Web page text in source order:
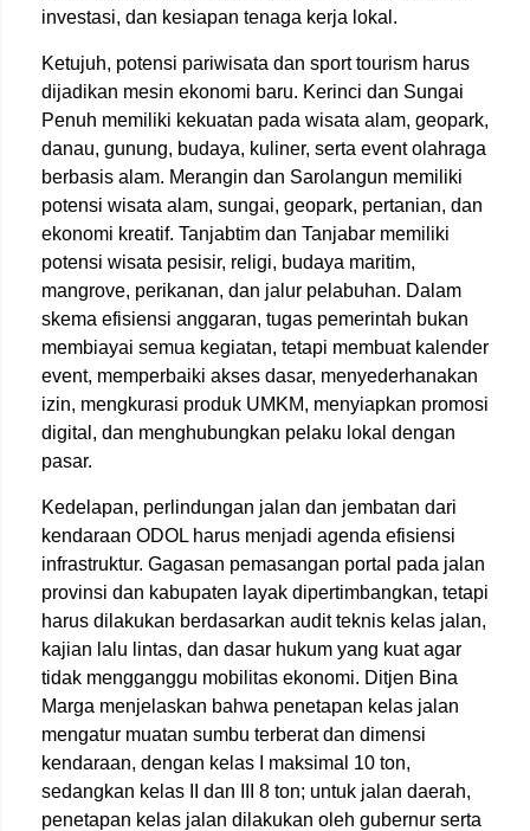
investasi, dan kesiapan tenaga kerja lokal.
Ketujuh, potensi pariwisata dan sport tourism harus
dijadikan mesin ekonomi baru. Kerinci dan Sungai
Penuh memiliki kekuatan pada wisata alam, geopark,
danau, gunung, budaya, kuliner, serta event olahraga
berbasis alam. Merangin dan Sarolangun memiliki
potensi wisata alam, sungai, geopark, pertanian, dan
ekonomi kreatif. Tanjabtim dan Tanjabar memiliki
potensi wisata pesisir, religi, budaya maritim,
mangrove, perikanan, dan jalur pelabuhan. Dalam
skema efisiensi anggaran, tugas pemerintah bukan
membiayai semua kegiatan, tetapi membuat kalender
event, memperbaiki akses dasar, menyederhanakan
izin, mengkurasi produk UMKM, menyiapkan promosi
digital, dan menghubungkan pelaku lokal dengan
pasar.
Kedelapan, perlindungan jalan dan jembatan dari
kendaraan ODOL harus menjadi agenda efisiensi
infrastruktur. Gagasan pemasangan portal pada jalan
provinsi dan kabupaten layak dipertimbangkan, tetapi
harus dilakukan berdasarkan audit teknis kelas jalan,
kajian lalu lintas, dan dasar hukum yang kuat agar
tidak mengganggu mobilitas ekonomi. Ditjen Bina
Marga menjelaskan bahwa penetapan kelas jalan
mengatur muatan sumbu terberat dan dimensi
kendaraan, dengan kelas I maksimal 10 ton,
sedangkan kelas II dan III 8 ton; untuk jalan daerah,
penetapan kelas jalan dilakukan oleh gubernur serta